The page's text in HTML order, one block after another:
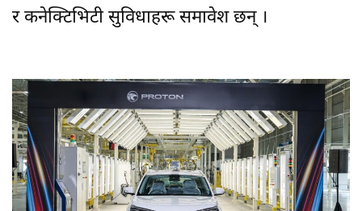
र कनेक्टिभिटी सुविधाहरू समावेश छन् ।